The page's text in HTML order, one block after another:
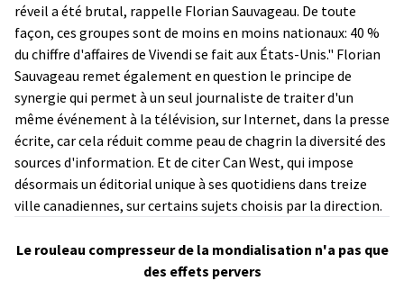
réveil a été brutal, rappelle Florian Sauvageau. De toute
façon, ces groupes sont de moins en moins nationaux: 40 %
du chiffre d'affaires de Vivendi se fait aux États-Unis." Florian
Sauvageau remet également en question le principe de
synergie qui permet à un seul journaliste de traiter d'un
même événement à la télévision, sur Internet, dans la presse
écrite, car cela réduit comme peau de chagrin la diversité des
sources d'information. Et de citer Can West, qui impose
désormais un éditorial unique à ses quotidiens dans treize
ville canadiennes, sur certains sujets choisis par la direction.
Le rouleau compresseur de la mondialisation n'a pas que
des effets pervers